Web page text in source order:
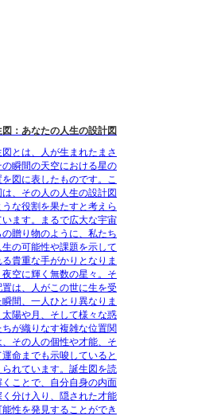
図：あなたの人生の設計図
図とは、人が生まれたまさ
の瞬間の天空における星の
を図に表したものです。こ
は、その人の人生の設計図
うな役割を果たすと考えら
います。まるで広大な宇宙
の贈り物のように、私たち
生の可能性や課題を示して
る貴重な手がかりとなりま
夜空に輝く無数の星々。そ
置は、人がこの世に生を受
瞬間、一人ひとり異なりま
太陽や月、そして様々な惑
ちが織りなす複雑な位置関
、その人の個性や才能、そ
運命までも示唆していると
られています。誕生図を読
くことで、自分自身の内面
く分け入り、隠された才能
能性を発見することができ